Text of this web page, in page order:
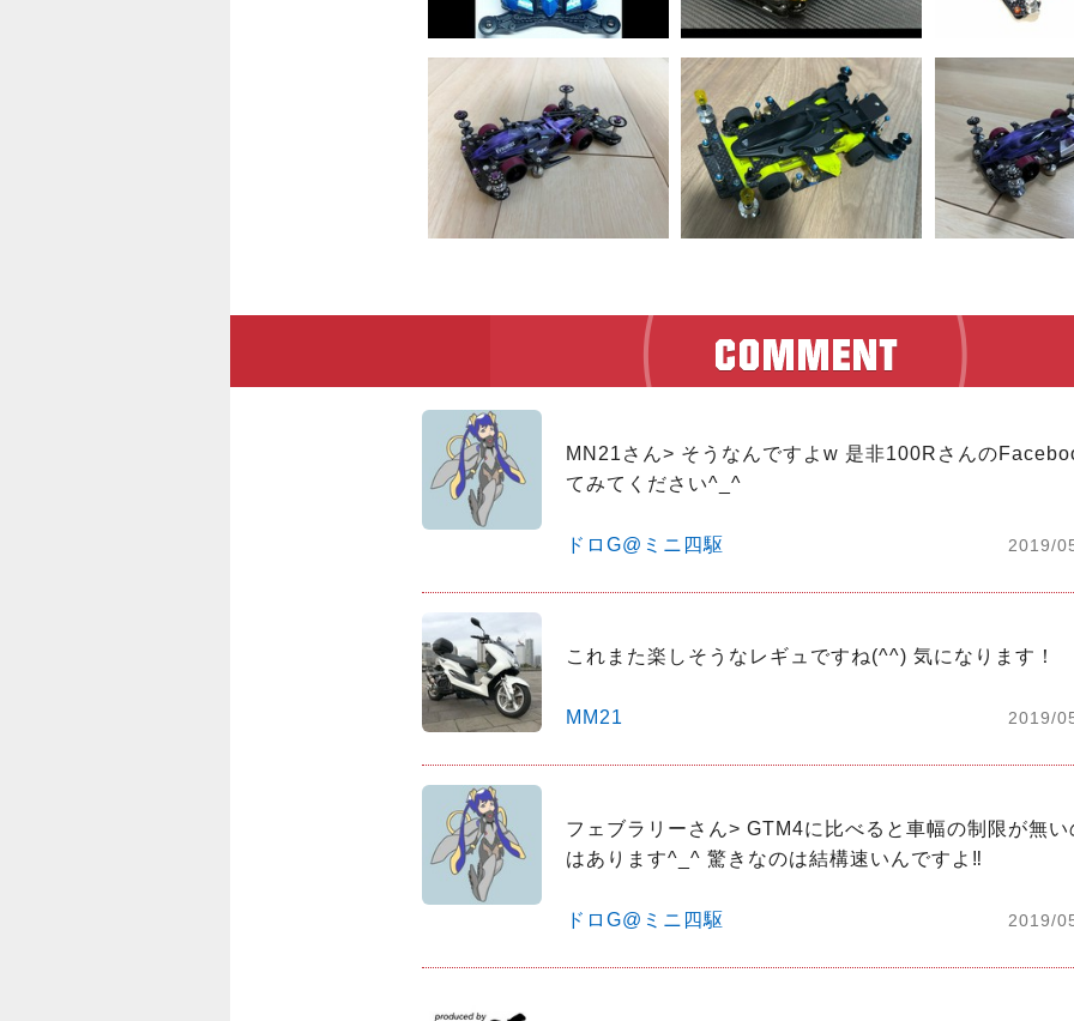
MN21さん> そうなんですよw 是非100Rさんの
てみてください^_^
ドロG@ミニ四駆 2019/
これまた楽しそうなレギュですね(^^) 気になります！
MM21 2019/
フェブラリーさん> GTM4に比べると車幅の制限が無
はあります^_^ 驚きなのは結構速いんですよ‼️
ドロG@ミニ四駆 2019/